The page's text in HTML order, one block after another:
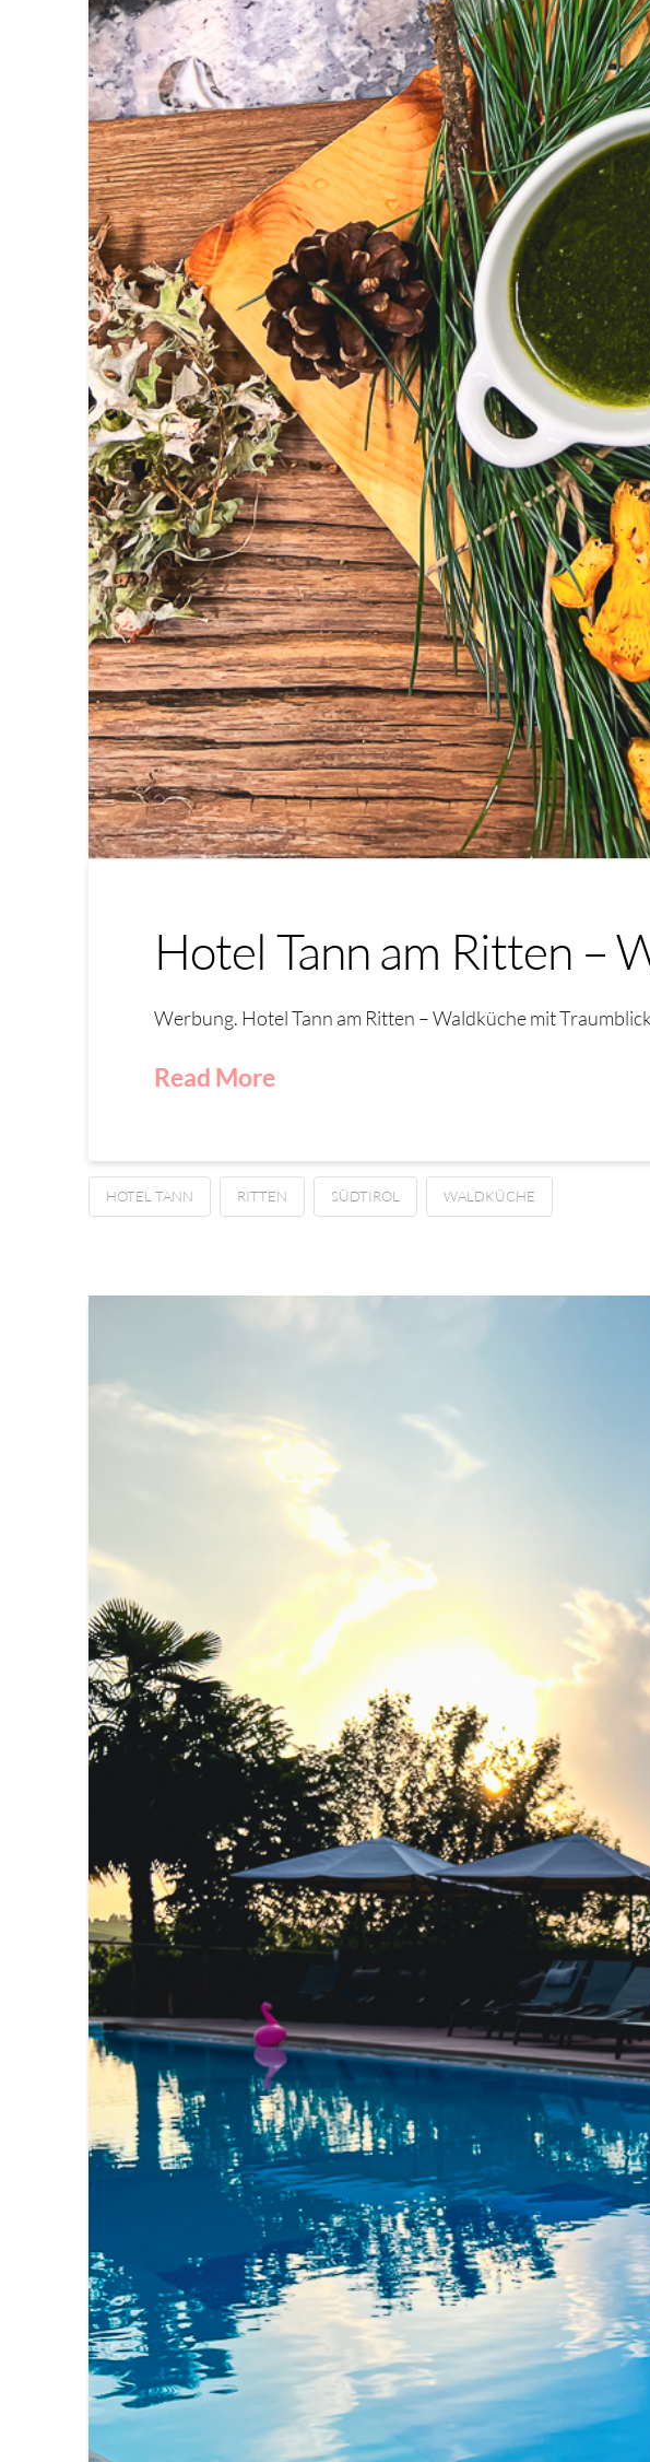
Hotel Tann am Ritten –
Werbung. Hotel Tann am Ritten – Waldküche mit
Read More
HOTEL TANN RITTEN SÜDTIROL WALDKÜCHE